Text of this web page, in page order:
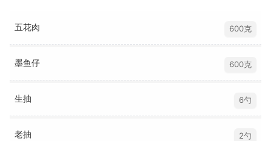
五花肉 600克
墨鱼仔 600克
生抽 6勺
老抽 2勺